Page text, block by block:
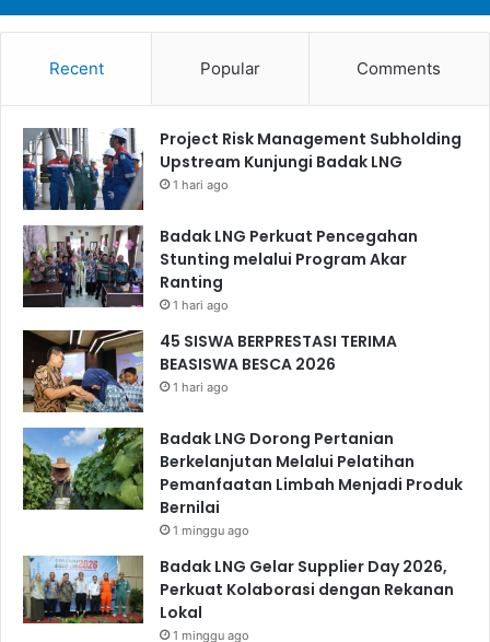
Recent Popular Comments
Project Risk Management Subholding
Upstream Kunjungi Badak LNG
1 hari ago
Badak LNG Perkuat Pencegahan
Stunting melalui Program Akar
Ranting
1 hari ago
45 SISWA BERPRESTASI TERIMA
BEASISWA BESCA 2026
1 hari ago
Badak LNG Dorong Pertanian
Berkelanjutan Melalui Pelatihan
Pemanfaatan Limbah Menjadi Produk
Bernilai
1 minggu ago
Badak LNG Gelar Supplier Day 2026,
Perkuat Kolaborasi dengan Rekanan
Lokal
1 minggu ago